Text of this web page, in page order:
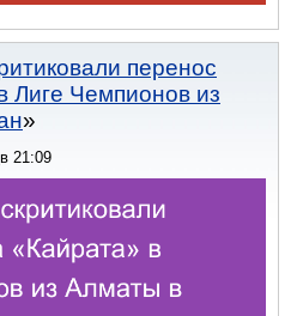
перенос
Лиге Чемпионов из
в 21:09